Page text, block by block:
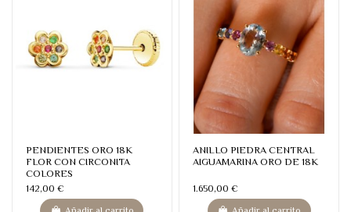
PENDIENTES ORO 18K
FLOR CON CIRCONITA
COLORES
142,00 €
ANILLO PIEDRA CENTRAL
AIGUAMARINA ORO DE 18K
1.650,00 €